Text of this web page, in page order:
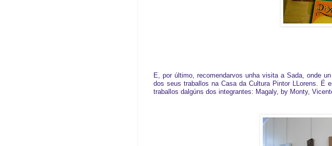
E, por último, recomendarvos unha visita a Sada, onde
dos seus traballos na Casa da Cultura Pintor LLorens. É
traballos dalgúns dos integrantes: Magaly, by Monty,